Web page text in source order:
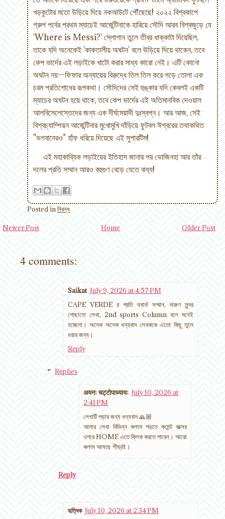
খড়কুটোর মতো উড়িয়ে দিয়ে নকআউটে পৌঁছেছে! ২০২২ বিশ্বকাপে
গ্রুপ পর্বের প্রথম ম্যাচেই আর্জেন্টিনাকে হারিয়ে সৌদি আরব বিশ্বজুড়ে যে
'Where is Messi?' স্লোগান তুলে তীব্র ধাক্কাটা দিয়েছিল,
তাকে যদি অনেকেই 'কাকতালীয় অঘটন' বলে উড়িয়ে দিয়ে থাকেন, তবে
কেপ ভার্দের এই লড়াইকে খাটো করার সাধ্য কারো নেই। এটি কোনো
অঘটন নয়—ফিফার অন্যায়ের বিরুদ্ধে তিল তিল করে গড়ে তোলা এক
চরম প্রতিশোধের রূপকথা। সৌদিদের সেই হুঙ্কার যদি কেবলই একটি
ম্যাচের অঘটন হয়ে থাকে, তবে কেপ ভার্দের এই অতিমানবিক দেওয়াল
আলবিসেলেস্তেদের জন্য এক দীর্ঘমেয়াদী দুঃস্বপ্ন। আর আজ, সেই
বিশ্বচ্যাম্পিয়ন আর্জেন্টিনার মুখোমুখি দাঁড়িয়ে ফুটবল ঈশ্বরের তথাকথিত
"ভগবানেরও" হাঁফ ধরিয়ে দিয়েছে এই সুপারটিম!
এই মহাকাব্যিক লড়াইয়ের ইতিহাস জানার পর ভোজিনহা আর তাঁর
দলের প্রতি সম্মান আরও বহুগুণ বেড়ে যেতে বাধ্য!
Posted inনিবন্ধ
Newer Post Older Post
Home
4 comments:
Saikat July 9, 2026 at 4:57 PM
CAPE VERDE র প্রতি যথার্থ সম্মান, দারুণ সুন্দর
গোছানো লেখা, 2nd sports Column বলে মনেই
হচ্ছেনা। অনেক অনেক ধন্যবাদ লেখককে এতো কিছু তুলে
ধরার জন্য।
Reply
Replies
अयनः चट्टोपाध्यायः July 10, 2026 at
2:41 PM
লেখাটি পড়ার জন্য ধন্যবাদ 🙏🏼
আমার লেখা বিভিন্ন কলাম পড়তে কমেন্ট বক্সের
ওপরে HOME এতে ক্লিক করতে পারেন। আরো
কলাম আসছে শীঘ্রই।
Reply
হৃত্বিক July 10, 2026 at 2:34 PM